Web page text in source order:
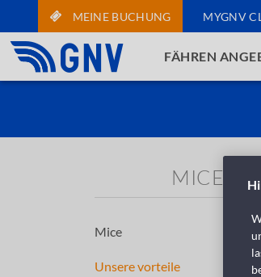
MEINE BUCHUNG MYGNV
FÄHREN
MICE
Mice
Unsere vorteile